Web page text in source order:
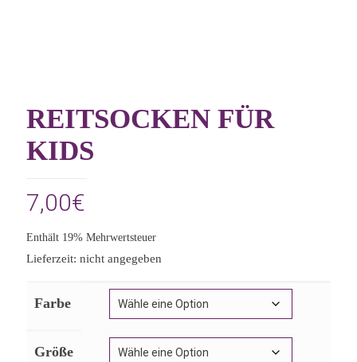
REITSOCKEN FÜR
KIDS
7,00€
Enthält 19% Mehrwertsteuer
Lieferzeit: nicht angegeben
Farbe
Größe